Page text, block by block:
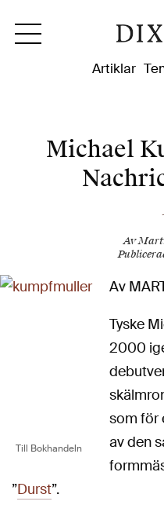
Artiklar
Michael
Av
Till Bokhandeln
Av
Tyske
2000
som för
av den
”Durst”.